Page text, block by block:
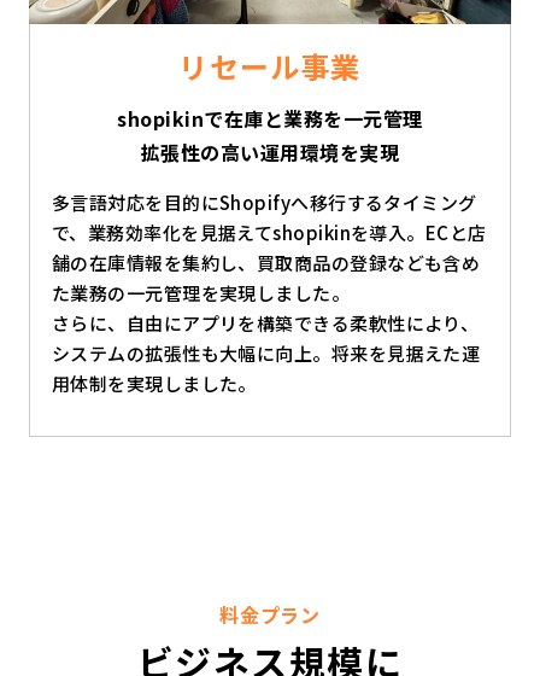
リセール事業
shopikinで在庫と業務を一元管理
拡張性の高い運用環境を実現
多言語対応を目的にShopifyへ移行するタイミング
で、業務効率化を見据えてshopikinを導入。ECと店
舗の在庫情報を集約し、買取商品の登録なども含め
た業務の一元管理を実現しました。
さらに、自由にアプリを構築できる柔軟性により、
システムの拡張性も大幅に向上。将来を見据えた運
用体制を実現しました。
料金プラン
ビジネス規模に